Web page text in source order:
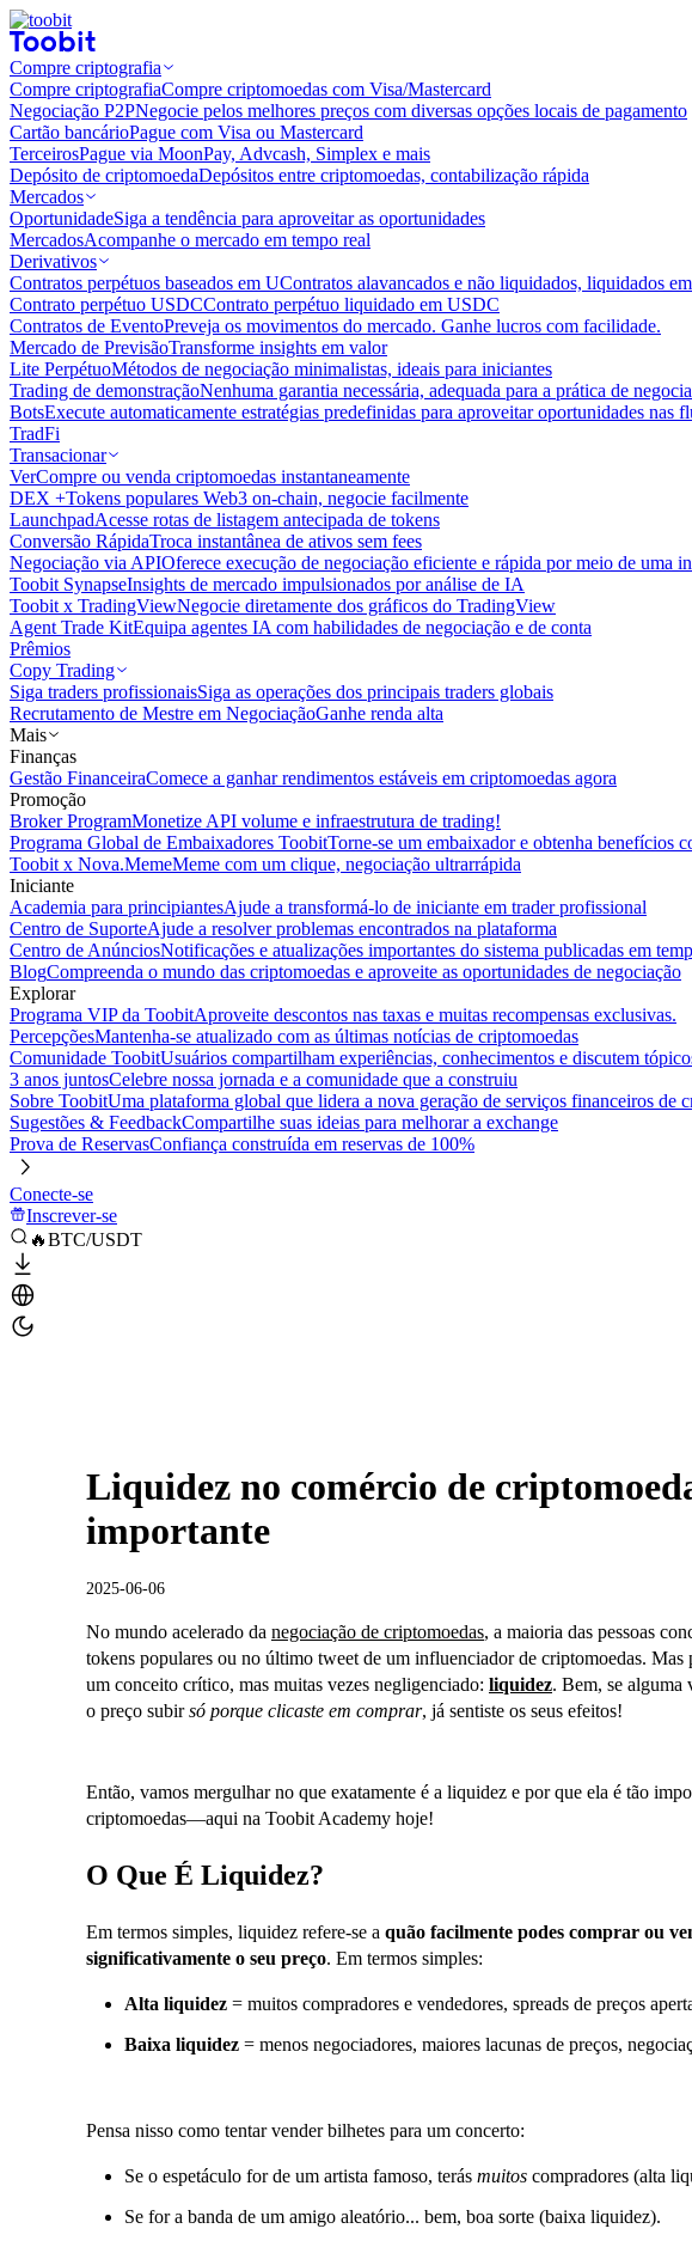
Compre criptografia
Compre criptografiaCompre criptomoedas com Visa/Mastercard
Negociação P2PNegocie pelos melhores preços com diversas opções locais de pagamento
Cartão bancárioPague com Visa ou Mastercard
TerceirosPague via MoonPay, Advcash, Simplex e mais
Depósito de criptomoedaDepósitos entre criptomoedas, contabilização rápida
Mercados
OportunidadeSiga a tendência para aproveitar as oportunidades
MercadosAcompanhe o mercado em tempo real
Derivativos
Contratos perpétuos baseados em UContratos alavancados e não liquidados, liquidados
Contrato perpétuo USDCContrato perpétuo liquidado em USDC
Contratos de EventoPreveja os movimentos do mercado. Ganhe lucros com facilidade.
Mercado de PrevisãoTransforme insights em valor
Lite PerpétuoMétodos de negociação minimalistas, ideais para iniciantes
Trading de demonstraçãoNenhuma garantia necessária, adequada para a prática de
BotsExecute automaticamente estratégias predefinidas para aproveitar oportunidades nas
TradFi
Transacionar
VerCompre ou venda criptomoedas instantaneamente
DEX +Tokens populares Web3 on-chain, negocie facilmente
LaunchpadAcesse rotas de listagem antecipada de tokens
Conversão RápidaTroca instantânea de ativos sem fees
Negociação via APIOferece execução de negociação eficiente e rápida por meio de uma
Toobit SynapseInsights de mercado impulsionados por análise de IA
Toobit x TradingViewNegocie diretamente dos gráficos do TradingView
Agent Trade KitEquipa agentes IA com habilidades de negociação e de conta
Prêmios
Copy Trading
Siga traders profissionaisSiga as operações dos principais traders globais
Recrutamento de Mestre em NegociaçãoGanhe renda alta
Mais
Finanças
Gestão FinanceiraComece a ganhar rendimentos estáveis em criptomoedas agora
Promoção
Broker ProgramMonetize API volume e infraestrutura de trading!
Programa Global de Embaixadores ToobitTorne-se um embaixador e obtenha benefícios
Toobit x Nova.MemeMeme com um clique, negociação ultrarrápida
Iniciante
Academia para principiantesAjude a transformá-lo de iniciante em trader profissional
Centro de SuporteAjude a resolver problemas encontrados na plataforma
Centro de AnúnciosNotificações e atualizações importantes do sistema publicadas em
BlogCompreenda o mundo das criptomoedas e aproveite as oportunidades de negociação
Explorar
Programa VIP da ToobitAproveite descontos nas taxas e muitas recompensas exclusivas.
PercepçõesMantenha-se atualizado com as últimas notícias de criptomoedas
Comunidade ToobitUsuários compartilham experiências, conhecimentos e discutem
3 anos juntosCelebre nossa jornada e a comunidade que a construiu
Sobre ToobitUma plataforma global que lidera a nova geração de serviços financeiros de
Sugestões & FeedbackCompartilhe suas ideias para melhorar a exchange
Prova de ReservasConfiança construída em reservas de 100%
Conecte-se
Inscrever-se
🔥BTC/USDT
Liquidez no comércio de
importante
2025-06-06
No mundo acelerado da negociação de criptomoedas, a maioria das pessoas
tokens populares ou no último tweet de um influenciador de criptomoedas. Mas
um conceito crítico, mas muitas vezes negligenciado: liquidez. Bem, se alguma
o preço subirsó porque clicaste em comprar, já sentiste os seus efeitos!
Então, vamos mergulhar no que exatamente é a liquidez e por que ela é tão
criptomoedas—aqui na Toobit Academy hoje!
O Que É Liquidez?
Em termos simples, liquidez refere-se a quão facilmente podes comprar ou
significativamente o seu preço. Em termos simples:
Alta liquidez = muitos compradores e vendedores, spreads de preços
Baixa liquidez = menos negociadores, maiores lacunas de preços,
Pensa nisso como tentar vender bilhetes para um concerto:
Se o espetáculo for de um artista famoso, terás muitos compradores (alta
Se for a banda de um amigo aleatório... bem, boa sorte (baixa liquidez).